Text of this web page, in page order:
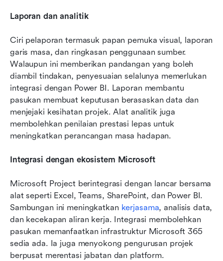
Laporan dan analitik
Ciri pelaporan termasuk papan pemuka visual, laporan
garis masa, dan ringkasan penggunaan sumber.
Walaupun ini memberikan pandangan yang boleh
diambil tindakan, penyesuaian selalunya memerlukan
integrasi dengan Power BI. Laporan membantu
pasukan membuat keputusan berasaskan data dan
menjejaki kesihatan projek. Alat analitik juga
membolehkan penilaian prestasi lepas untuk
meningkatkan perancangan masa hadapan.
Integrasi dengan ekosistem Microsoft
Microsoft Project berintegrasi dengan lancar bersama
alat seperti Excel, Teams, SharePoint, dan Power BI.
Sambungan ini meningkatkan kerjasama, analisis data,
dan kecekapan aliran kerja. Integrasi membolehkan
pasukan memanfaatkan infrastruktur Microsoft 365
sedia ada. Ia juga menyokong pengurusan projek
berpusat merentasi jabatan dan platform.